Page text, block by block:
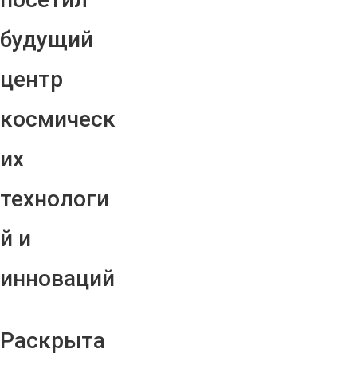
будущий
центр
космическ
их
технологи
й и
инноваций
Раскрыта